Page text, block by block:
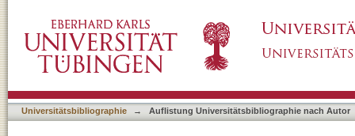
Universitätsbibliographie → Auflistung Universitätsbibliographie nach Autor